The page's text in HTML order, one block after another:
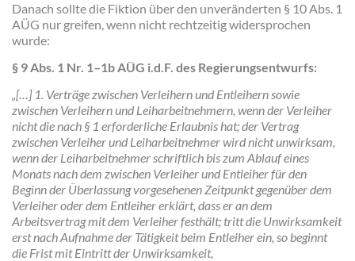
Danach sollte die Fiktion über den unveränderten § 10 Abs. 1
AÜG nur greifen, wenn nicht rechtzeitig widersprochen
wurde:
§ 9 Abs. 1 Nr. 1–1b AÜG i.d.F. des Regierungsentwurfs:
„[…] 1. Verträge zwischen Verleihern und Entleihern sowie
zwischen Verleihern und Leiharbeitnehmern, wenn der Verleiher
nicht die nach § 1 erforderliche Erlaubnis hat; der Vertrag
zwischen Verleiher und Leiharbeitnehmer wird nicht unwirksam,
wenn der Leiharbeitnehmer schriftlich bis zum Ablauf eines
Monats nach dem zwischen Verleiher und Entleiher für den
Beginn der Überlassung vorgesehenen Zeitpunkt gegenüber dem
Verleiher oder dem Entleiher erklärt, dass er an dem
Arbeitsvertrag mit dem Verleiher festhält; tritt die Unwirksamkeit
erst nach Aufnahme der Tätigkeit beim Entleiher ein, so beginnt
die Frist mit Eintritt der Unwirksamkeit,